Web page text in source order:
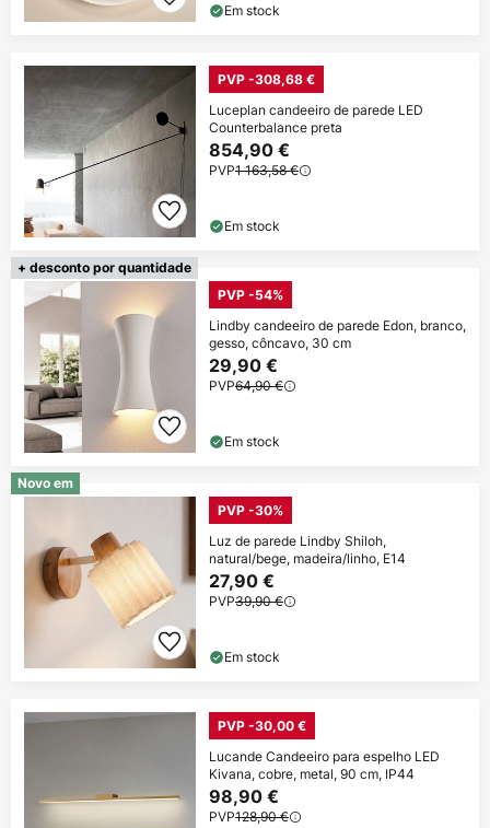
Em stock
PVP -308,68 €
Luceplan candeeiro de parede LED
Counterbalance preta
854,90 €
PVP1 163,58 €
Em stock
+ desconto por quantidade
PVP -54%
Lindby candeeiro de parede Edon, branco,
gesso, côncavo, 30 cm
29,90 €
PVP64,90 €
Em stock
Novo em
PVP -30%
Luz de parede Lindby Shiloh,
natural/bege, madeira/linho, E14
27,90 €
PVP39,90 €
Em stock
PVP -30,00 €
Lucande Candeeiro para espelho LED
Kivana, cobre, metal, 90 cm, IP44
98,90 €
PVP128,90 €